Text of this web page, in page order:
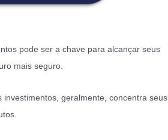
pode ser a chave para alcançar seus
mais seguro.
geralmente, concentra seus